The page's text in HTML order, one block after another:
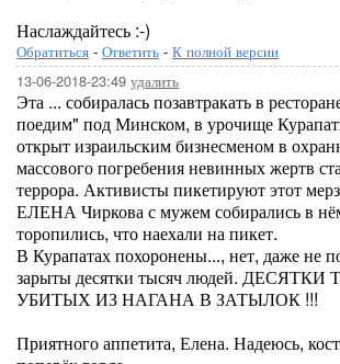
Наслаждайтесь :-)
Обратиться - Ответить - К полной версии
13-06-2018-23:49 удалить
Эта ... собиралась позавтракать в
поедим" под Минском, в урочище
открыт израильским бизнесменом в
массового погребения невинных жертв
террора. Активисты пикетируют этот
ЕЛЕНА Чиркова с мужем собирались в
торопились, что наехали на пикет.
В Курапатах похоронены..., нет, даже не
зарыты десятки тысяч людей.
УБИТЫХ ИЗ НАГАНА В ЗАТЫЛОК !!!
Приятного аппетита, Елена. Надеюсь,